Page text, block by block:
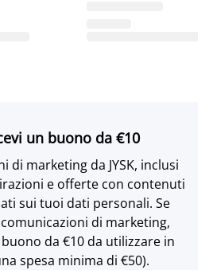
un buono da €10
di marketing da JYSK, inclusi
e offerte con contenuti
sui tuoi dati personali. Se
di marketing,
da €10 da utilizzare in
spesa minima di €50).